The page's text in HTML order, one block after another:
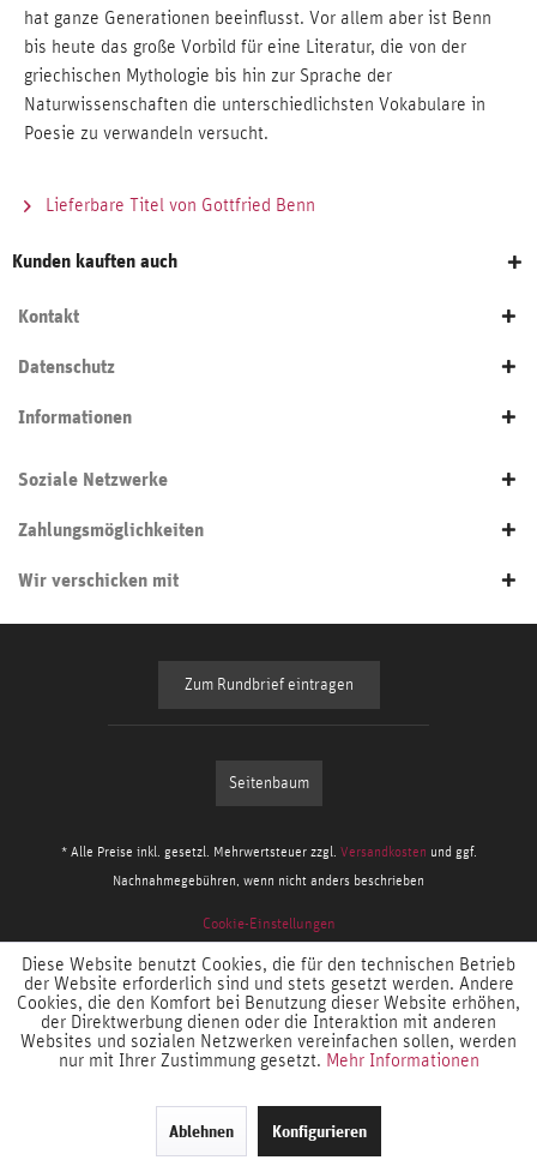
hat ganze Generationen beeinflusst. Vor allem aber ist Benn
bis heute das große Vorbild für eine Literatur, die von der
griechischen Mythologie bis hin zur Sprache der
Naturwissenschaften die unterschiedlichsten Vokabulare in
Poesie zu verwandeln versucht.
Lieferbare Titel von Gottfried Benn
Kunden kauften auch
Kontakt
Datenschutz
Informationen
Soziale Netzwerke
Zahlungsmöglichkeiten
Wir verschicken mit
Zum Rundbrief eintragen
Seitenbaum
* Alle Preise inkl. gesetzl. Mehrwertsteuer zzgl. Versandkosten und ggf.
Nachnahmegebühren, wenn nicht anders beschrieben
Cookie-Einstellungen
Diese Website benutzt Cookies, die für den technischen Betrieb
der Website erforderlich sind und stets gesetzt werden. Andere
Cookies, die den Komfort bei Benutzung dieser Website erhöhen,
der Direktwerbung dienen oder die Interaktion mit anderen
Websites und sozialen Netzwerken vereinfachen sollen, werden
nur mit Ihrer Zustimmung gesetzt. Mehr Informationen
Ablehnen Konfigurieren